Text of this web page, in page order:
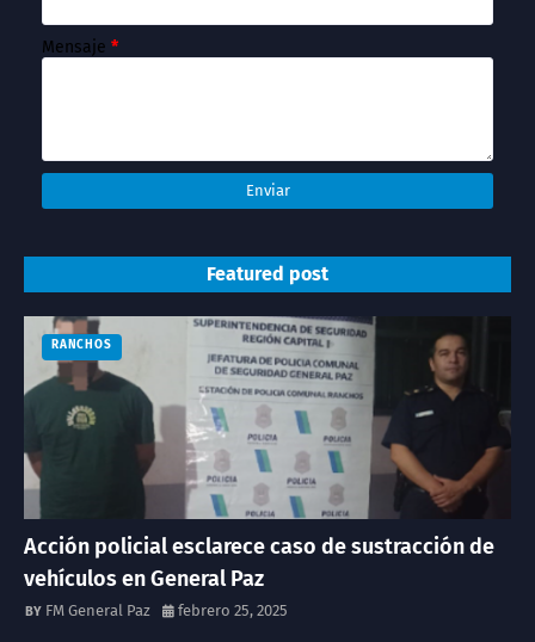
Mensaje *
Featured post
RANCHOS
Acción policial esclarece caso de sustracción de
vehículos en General Paz
FM General Paz febrero 25, 2025